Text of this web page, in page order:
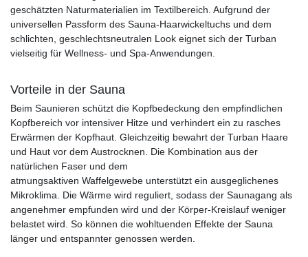
geschätzten Naturmaterialien im Textilbereich. Aufgrund der
universellen Passform des Sauna-Haarwickeltuchs und dem
schlichten, geschlechtsneutralen Look eignet sich der Turban
vielseitig für Wellness- und Spa-Anwendungen.
Vorteile in der Sauna
Beim Saunieren schützt die Kopfbedeckung den empfindlichen
Kopfbereich vor intensiver Hitze und verhindert ein zu rasches
Erwärmen der Kopfhaut. Gleichzeitig bewahrt der Turban Haare
und Haut vor dem Austrocknen. Die Kombination aus der
natürlichen Faser und dem
atmungsaktiven Waffelgewebe unterstützt ein ausgeglichenes
Mikroklima. Die Wärme wird reguliert, sodass der Saunagang als
angenehmer empfunden wird und der Körper-Kreislauf weniger
belastet wird. So können die wohltuenden Effekte der Sauna
länger und entspannter genossen werden.